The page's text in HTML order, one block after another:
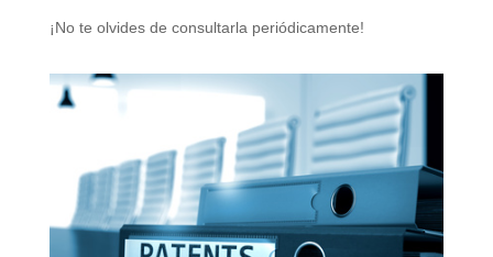
¡No te olvides de consultarla periódicamente!